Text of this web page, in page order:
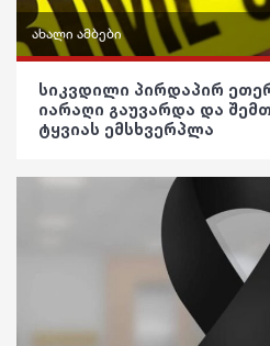
შოუბიზნესი
მედიცინა
კულინარია
ასტროლოგია
გართობა
სოც. მედია
რჩევები
ახალი ამბები
ვიდეო
სიკვდილი პირდაპირ
იარაღი გაუვარდა და
ტყვიას ემსხვერპლა